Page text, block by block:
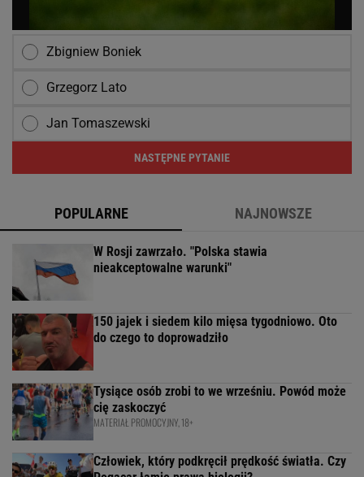
Zbigniew Boniek
Grzegorz Lato
Jan Tomaszewski
NASTĘPNE PYTANIE
POPULARNE NAJNOWSZE
W Rosji zawrzało. "Polska stawia
nieakceptowalne warunki"
150 jajek i siedem kilo mięsa tygodniowo. Oto
do czego to doprowadziło
Tysiące osób zrobi to we wrześniu. Powód może
cię zaskoczyć
MATERIAŁ PROMOCYJNY, 18+
Człowiek, który podkręcił prędkość światła. Czy